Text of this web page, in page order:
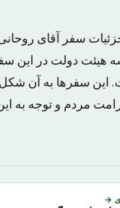
سفر آقای
هیئت دولت در این
سفرها به آن شکل
مردم و توجه به
→